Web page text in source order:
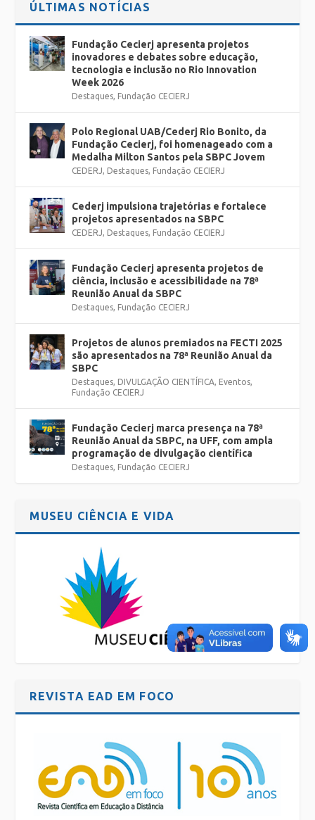
ÚLTIMAS NOTÍCIAS
Fundação Cecierj apresenta projetos
inovadores e debates sobre educação,
tecnologia e inclusão no Rio Innovation
Week 2026
Destaques, Fundação CECIERJ
Polo Regional UAB/Cederj Rio Bonito, da
Fundação Cecierj, foi homenageado com a
Medalha Milton Santos pela SBPC Jovem
CEDERJ, Destaques, Fundação CECIERJ
Cederj impulsiona trajetórias e fortalece
projetos apresentados na SBPC
CEDERJ, Destaques, Fundação CECIERJ
Fundação Cecierj apresenta projetos de
ciência, inclusão e acessibilidade na 78ª
Reunião Anual da SBPC
Destaques, Fundação CECIERJ
Projetos de alunos premiados na FECTI 2025
são apresentados na 78ª Reunião Anual da
SBPC
Destaques, DIVULGAÇÃO CIENTÍFICA, Eventos,
Fundação CECIERJ
Fundação Cecierj marca presença na 78ª
Reunião Anual da SBPC, na UFF, com ampla
programação de divulgação científica
Destaques, Fundação CECIERJ
MUSEU CIÊNCIA E VIDA
REVISTA EAD EM FOCO